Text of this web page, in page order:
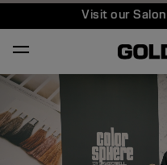
Visit our